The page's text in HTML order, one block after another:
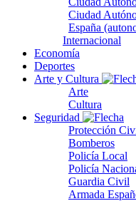
Ciudad
España
Internacional
Economía
Deportes
Arte y Cultura
Arte
Cultura
Seguridad
Protección
Bomberos
Policía Local
Policía
Guardia Civil
Armada